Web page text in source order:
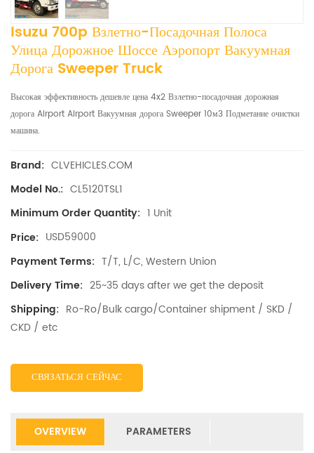
Isuzu 700p Взлетно-Посадочная Полоса
Улица Дорожное Шоссе Аэропорт Вакуумная
Дорога Sweeper Truck
Высокая эффективность дешевле цена 4x2 Взлетно-посадочная дорожная
дорога Airport Airport Вакуумная дорога Sweeper 10м3 Подметание очистки
машина.
Brand: CLVEHICLES.COM
Model No.: CL5120TSL1
Minimum Order Quantity: 1 Unit
Price: USD59000
Payment Terms: T/T, L/C, Western Union
Delivery Time: 25~35 days after we get the deposit
Shipping: Ro-Ro/Bulk cargo/Container shipment / SKD /
CKD / etc
СВЯЗАТЬСЯ СЕЙЧАС
OVERVIEW PARAMETERS